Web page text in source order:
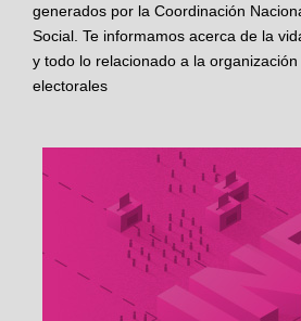
generados por la Coordinación
Social. Te informamos acerca de la
y todo lo relacionado a la
electorales